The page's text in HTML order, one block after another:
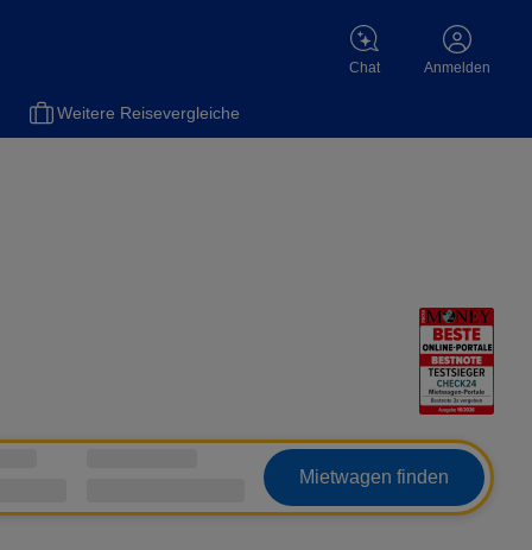
Chat Anmelden
Versicherungen Flüge
Weitere Reisevergleiche
Mietwagen finden